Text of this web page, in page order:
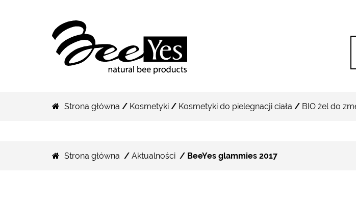
Strona główna / Kosmetyki/ Kosmetyki do pielegnacji ciała / BIO żel do
Strona główna / Aktualności/ BeeYes glammies 2017